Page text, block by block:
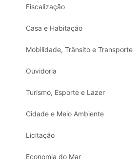
Fiscalização
Casa e Habitação
Mobilidade, Trânsito e Transporte
Ouvidoria
Turismo, Esporte e Lazer
Cidade e Meio Ambiente
Licitação
Economia do Mar